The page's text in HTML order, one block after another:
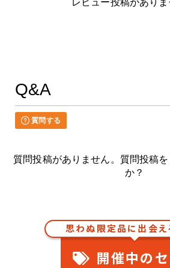
レビュー投稿がありま
Q&A
質問する
質問投稿がありません。質問投稿
か？
思わぬ限定品に出会え
開催中の